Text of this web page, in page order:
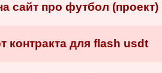
сайт про футбол (проект)
контракта для flash usdt